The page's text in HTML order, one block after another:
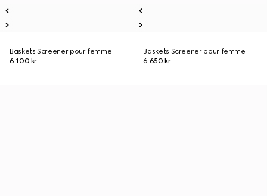
Baskets Screener pour femme
6.100 kr.
Baskets Screener pour femme
6.650 kr.